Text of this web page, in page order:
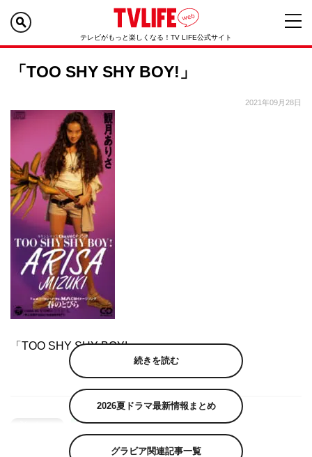
テレビがもっと楽しくなる！TV LIFE公式サイト
「TOO SHY SHY BOY!」
2021年09月28日
「TOO SHY SHY BOY!」
続きを読む
2026夏ドラマ最新情報まとめ
グラビア関連記事一覧